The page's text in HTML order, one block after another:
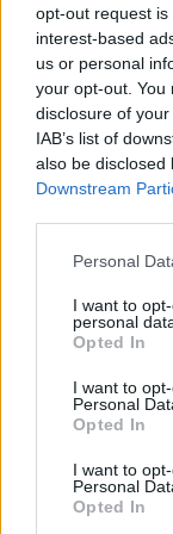
opt-out request
interest-based
us or personal
your opt-out. You
disclosure of
IAB’s list of
also be disclosed
Downstream
Please note that
not limited to
grant or deny
use your data
consent section.
Personal
I want to
personal
Opted In
I want to
Personal
Opted In
I want to
Personal
Opted In
Ο πρώτος είναι
(IRGC), μια
απευθείας στον
Αλί Χαμενεΐ. «Οι
αποστολή να
ηγέτη», εξηγεί.
Ο δεύτερος είναι
«Ο τακτικός
θεοκρατικό
Φρουρούς της
δύναμη που
και την
«Η Basij είναι
πολιτών που
Αυτοί είναι που